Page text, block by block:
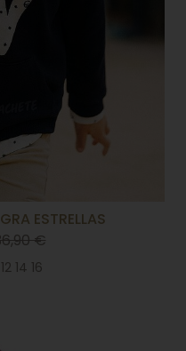
ESTRELLAS
€
14 16